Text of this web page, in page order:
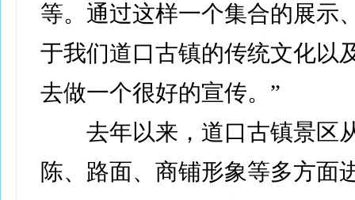
等。通过这样一个集合的展示
于我们道口古镇的传统文化以
去做一个很好的宣传。”
去年以来，道口古镇景区
陈、路面、商铺形象等多方面